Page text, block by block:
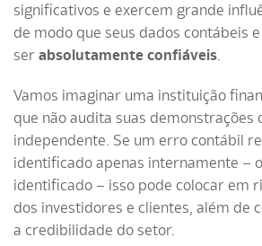
significativos e exercem grande
de modo que seus dados contábeis
ser absolutamente confiáveis.
Vamos imaginar uma instituição
que não audita suas demonstrações
independente. Se um erro contábil
identificado apenas internamente –
identificado – isso pode colocar em
dos investidores e clientes, além de
a credibilidade do setor.